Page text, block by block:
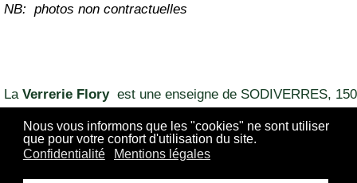
Nous vous informons que les "cookies" ne sont utiliser
que pour votre confort d'utilisation du site.
Confidentialité
Mentions légales
NB: photos non contractuelles
La Verrerie Floryest une enseigne de SODIVERRES, 150
04 90 60 64 28